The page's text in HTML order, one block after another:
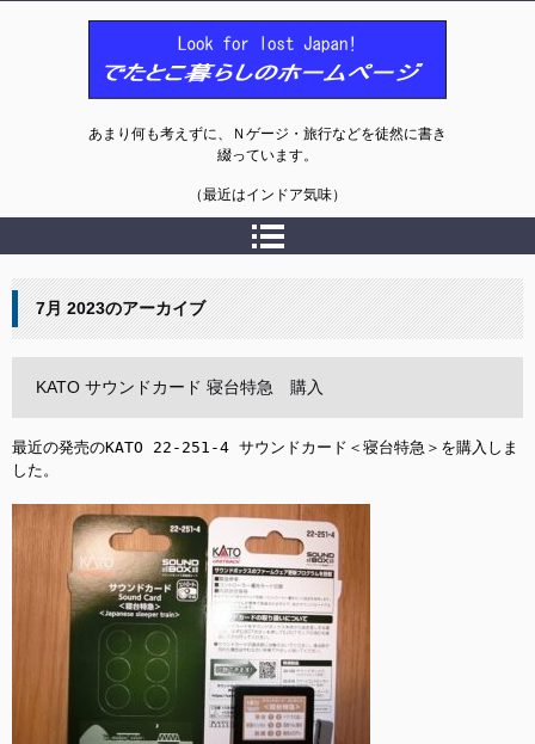
あまり何も考えずに、Ｎゲージ・旅行などを徒然に書き
綴っています。
（最近はインドア気味）
7月 2023のアーカイブ
KATO サウンドカード 寝台特急 購入
最近の発売のKATO 22-251-4 サウンドカード＜寝台特急＞を購入しま
した。